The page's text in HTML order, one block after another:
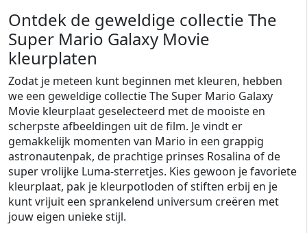
Ontdek de geweldige collectie The
Super Mario Galaxy Movie
kleurplaten
Zodat je meteen kunt beginnen met kleuren, hebben
we een geweldige collectie The Super Mario Galaxy
Movie kleurplaat geselecteerd met de mooiste en
scherpste afbeeldingen uit de film. Je vindt er
gemakkelijk momenten van Mario in een grappig
astronautenpak, de prachtige prinses Rosalina of de
super vrolijke Luma-sterretjes. Kies gewoon je favoriete
kleurplaat, pak je kleurpotloden of stiften erbij en je
kunt vrijuit een sprankelend universum creëren met
jouw eigen unieke stijl.